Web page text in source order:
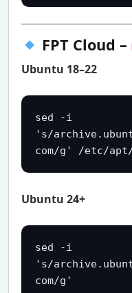
FPT Cloud –
Ubuntu 18–22
sed -i
's/
com/g' /etc/
Ubuntu 24+
sed -i
's/
com/g'